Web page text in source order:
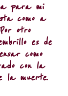
para mi
como a
otro
es de
como
con la
la muerte.